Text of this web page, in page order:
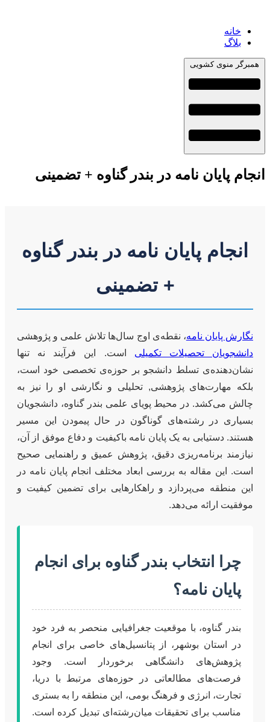
خانه
بلاگ
همبرگر منوی کشویی
انجام پایان نامه در بندر گناوه + تضمینی
انجام پایان نامه در بندر گناوه
+ تضمینی
نگارش پایان نامه، نقطه‌ی اوج سال‌ها تلاش علمی و پژوهشی
دانشجویان تحصیلات تکمیلی است. این فرآیند نه تنها
نشان‌دهنده‌ی تسلط دانشجو بر حوزه‌ی تخصصی خود است،
بلکه مهارت‌های پژوهشی, تحلیلی و نگارشی او را نیز به
چالش می‌کشد. در محیط پویای علمی بندر گناوه، دانشجویان
بسیاری در رشته‌های گوناگون در حال پیمودن این مسیر
هستند. دستیابی به یک پایان نامه باکیفیت و دفاع موفق از آن،
نیازمند برنامه‌ریزی دقیق، پژوهش عمیق و راهنمایی صحیح
است. این مقاله به بررسی ابعاد مختلف انجام پایان نامه در
این منطقه می‌پردازد و راهکارهایی برای تضمین کیفیت و
موفقیت ارائه می‌دهد.
چرا انتخاب بندر گناوه برای انجام
پایان نامه؟
بندر گناوه، با موقعیت جغرافیایی منحصر به فرد خود
در استان بوشهر، از پتانسیل‌های خاصی برای انجام
پژوهش‌های دانشگاهی برخوردار است. وجود
فرصت‌های مطالعاتی در حوزه‌های مرتبط با دریا،
تجارت، انرژی و فرهنگ بومی، این منطقه را به بستری
مناسب برای تحقیقات میان‌رشته‌ای تبدیل کرده است.